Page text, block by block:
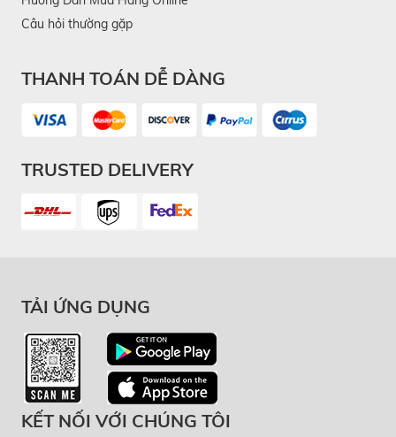
Câu hỏi thường gặp
THANH TOÁN DỄ DÀNG
TRUSTED DELIVERY
TẢI ỨNG DỤNG
KẾT NỐI VỚI CHÚNG TÔI